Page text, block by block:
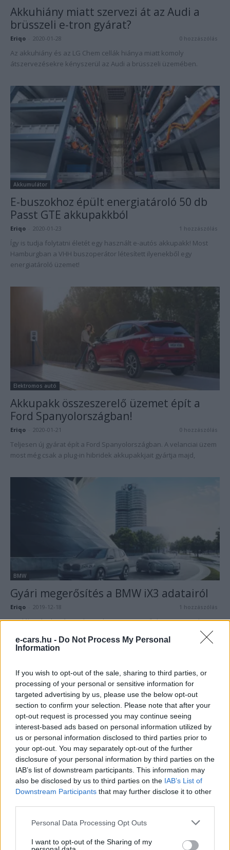
e-cars.hu - Do Not Process My Personal
Information
If you wish to opt-out of the sale, sharing to third parties, or
processing of your personal or sensitive information for
targeted advertising by us, please use the below opt-out
section to confirm your selection. Please note that after your
opt-out request is processed you may continue seeing
interest-based ads based on personal information utilized by
us or personal information disclosed to third parties prior to
your opt-out. You may separately opt-out of the further
disclosure of your personal information by third parties on the
IAB’s list of downstream participants. This information may
also be disclosed by us to third parties on the IAB’s List of
Downstream Participants that may further disclose it to other
Personal Data Processing Opt Outs
I want to opt-out of the Sharing of my
Akkuhiány miatt szervezi át az Audi a
brüsszeli e-tron gyárat?
Eriqo 2020-01-28 0 hozzászólás
Az akkuhiány és az LG Chem cellák hiánya miatt komoly
átszervezésekre kényszerül az Audi a brüsszeli üzemében.
Akkumulátor
E-buszokhoz épült energiatároló 50 db
Passt GTE akkupakkból
Eriqo 2020-01-23 1 hozzászólás
Így is tudja folytatni életét egy használt e-autós akkupakk! Most
Hamburgban a VHH buszoperátor létesített ilyenekből egy
energiatároló üzemet!
Elektromos autó
Akkupakk összeszerelő üzemet épít a
Ford Spanyolországban!
Eriqo 2020-01-21 0 hozzászólás
Teljesen új gyárat épít a Ford Spanyolországban. A velanciai üzem
most még csak a plug-in hibridek akkupakkjait gyártja majd,
BMW
Gyári megerősítés a BMW iX3 adatairól
Eriqo 2019-12-18 1 hozzászólás
A találgatások után ma hivatalosan is megerősítette a BMW, hogy
Akkumulátor
Részletesen az ID.3 akkupakkjáról!
Eriqo - 2019-12-11 1 hozzászólás
részletesebben!